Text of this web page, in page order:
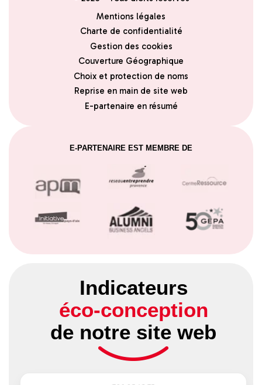
Mentions légales
Charte de confidentialité
Gestion des cookies
Couverture Géographique
Choix et protection de noms
Reprise en main de site web
E-partenaire en résumé
E-PARTENAIRE EST MEMBRE DE
Indicateurs
éco-conception
de notre site web